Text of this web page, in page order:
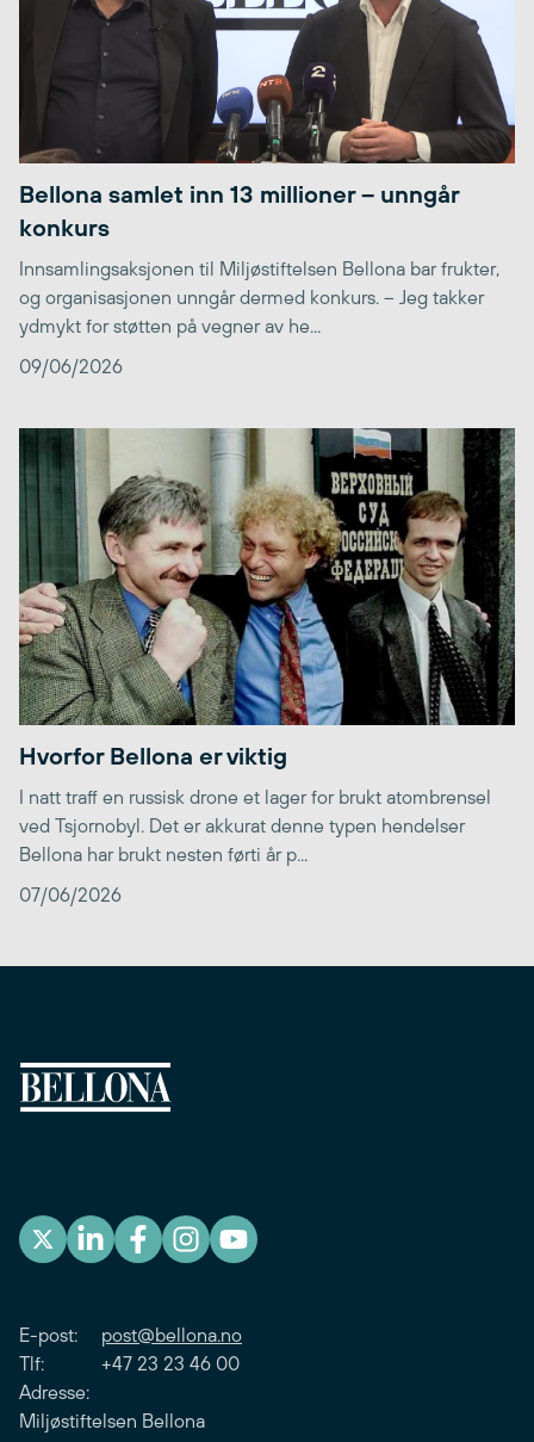
Bellona samlet inn 13 millioner – unngår
konkurs
Innsamlingsaksjonen til Miljøstiftelsen Bellona bar frukter,
og organisasjonen unngår dermed konkurs. – Jeg takker
ydmykt for støtten på vegner av he...
09/06/2026
Hvorfor Bellona er viktig
I natt traff en russisk drone et lager for brukt atombrensel
ved Tsjornobyl. Det er akkurat denne typen hendelser
Bellona har brukt nesten førti år p...
07/06/2026
E-post: post@bellona.no
Tlf: +47 23 23 46 00
Adresse:
Miljøstiftelsen Bellona